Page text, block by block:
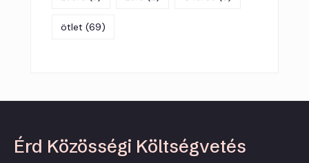
ötlet (69)
Érd Közösségi Költségvetés